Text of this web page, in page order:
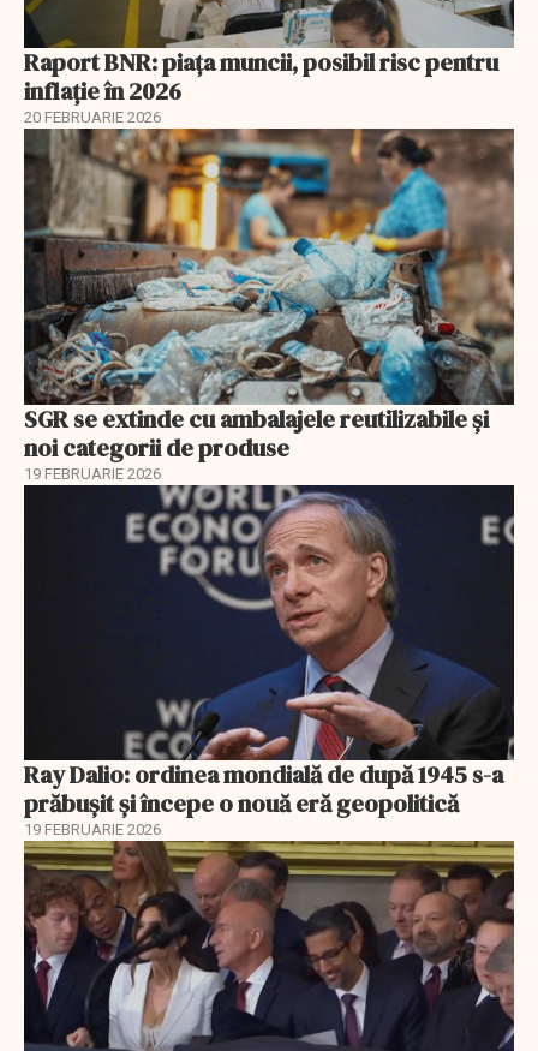
Raport BNR: piața muncii, posibil risc pentru
inflație în 2026
20 FEBRUARIE 2026
SGR se extinde cu ambalajele reutilizabile și
noi categorii de produse
19 FEBRUARIE 2026
Ray Dalio: ordinea mondială de după 1945 s-a
prăbușit și începe o nouă eră geopolitică
19 FEBRUARIE 2026